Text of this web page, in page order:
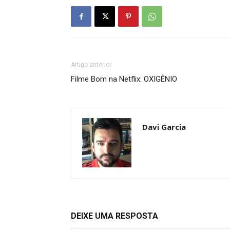
Artigo anterior
Filme Bom na Netflix: OXIGÊNIO
Davi Garcia
DEIXE UMA RESPOSTA